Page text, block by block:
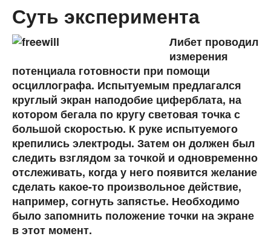
Суть эксперимента
Либет проводил
измерения
потенциала готовности при помощи
осциллографа. Испытуемым предлагался
круглый экран наподобие циферблата, на
котором бегала по кругу световая точка с
большой скоростью. К руке испытуемого
крепились электроды. Затем он должен был
следить взглядом за точкой и одновременно
отслеживать, когда у него появится желание
сделать какое-то произвольное действие,
например, согнуть запястье. Необходимо
было запомнить положение точки на экране
в этот момент.